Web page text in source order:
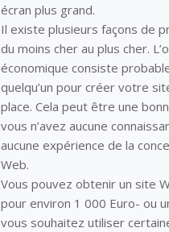
écran plus grand.
Il existe plusieurs façons de
du moins cher au plus cher.
économique consiste
quelqu’un pour créer votre
place. Cela peut être une
vous n’avez aucune
aucune expérience de la
Web.
Vous pouvez obtenir un site
pour environ 1 000 Euro- ou
vous souhaitez utiliser